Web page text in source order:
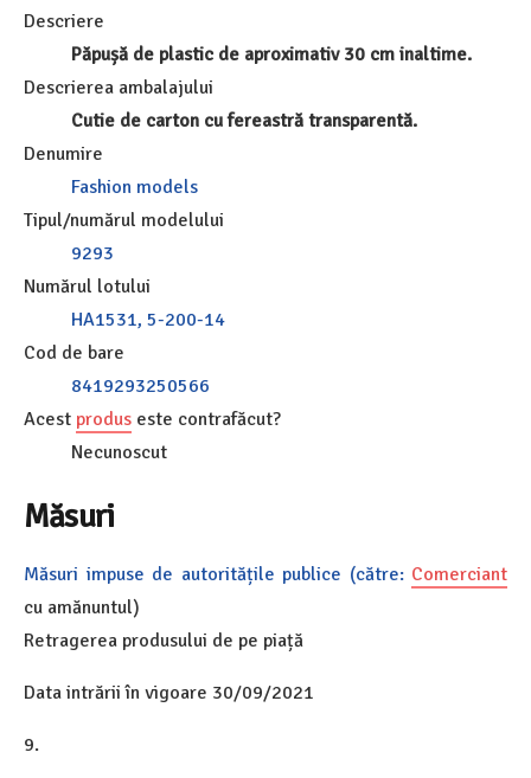
Descriere
Păpușă de plastic de aproximativ 30 cm inaltime.
Descrierea ambalajului
Cutie de carton cu fereastră transparentă.
Denumire
Fashion models
Tipul/numărul modelului
9293
Numărul lotului
HA1531, 5-200-14
Cod de bare
8419293250566
Acest produs este contrafăcut?
Necunoscut
Măsuri
Măsuri impuse de autoritățile publice (către: Comerciant
cu amănuntul)
Retragerea produsului de pe piață
Data intrării în vigoare 30/09/2021
9.